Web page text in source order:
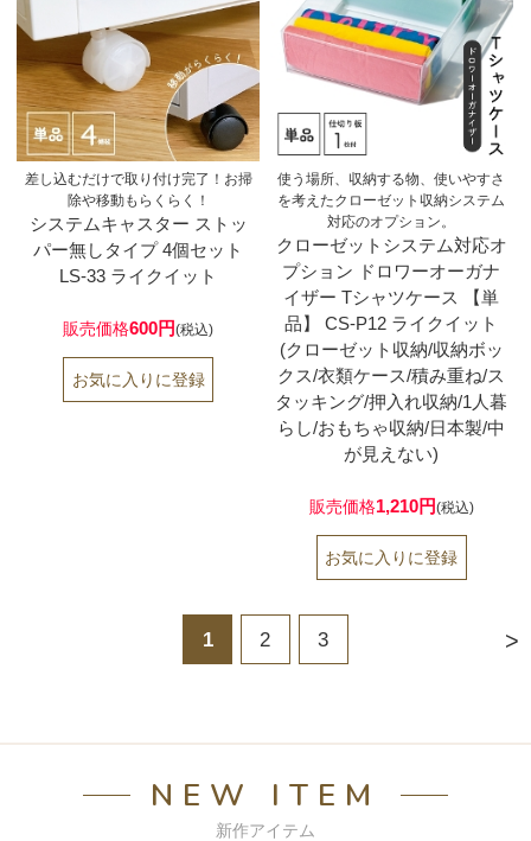
差し込むだけで取り付け完了！お掃
除や移動もらくらく！
システムキャスター ストッ
パー無しタイプ 4個セット
LS-33 ライクイット
販売価格600円(税込)
使う場所、収納する物、使いやすさ
を考えたクローゼット収納システム
対応のオプション。
クローゼットシステム対応オ
プション ドロワーオーガナ
イザー Tシャツケース 【単
品】 CS-P12 ライクイット
(クローゼット収納/収納ボッ
クス/衣類ケース/積み重ね/ス
タッキング/押入れ収納/1人暮
らし/おもちゃ収納/日本製/中
が見えない)
販売価格1,210円(税込)
>
1 2 3
NEW ITEM
新作アイテム